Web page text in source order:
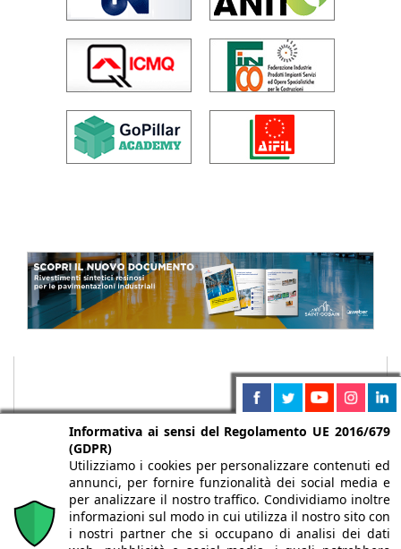
Informativa ai sensi del Regolamento UE 2016/679
(GDPR)
Utilizziamo i cookies per personalizzare contenuti ed
annunci, per fornire funzionalità dei social media e
per analizzare il nostro traffico. Condividiamo inoltre
informazioni sul modo in cui utilizza il nostro sito con
i nostri partner che si occupano di analisi dei dati